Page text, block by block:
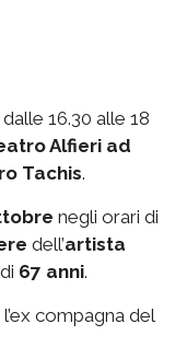
16.30 alle 18
Alfieri ad
Tachis.
negli orari di
dell’artista
67 anni.
compagna del